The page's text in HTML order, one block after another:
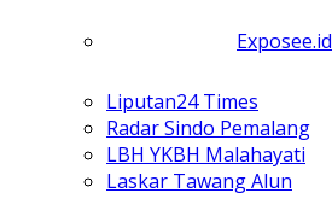
Exposee.id
Liputan24 Times
Radar Sindo Pemalang
LBH YKBH Malahayati
Laskar Tawang Alun